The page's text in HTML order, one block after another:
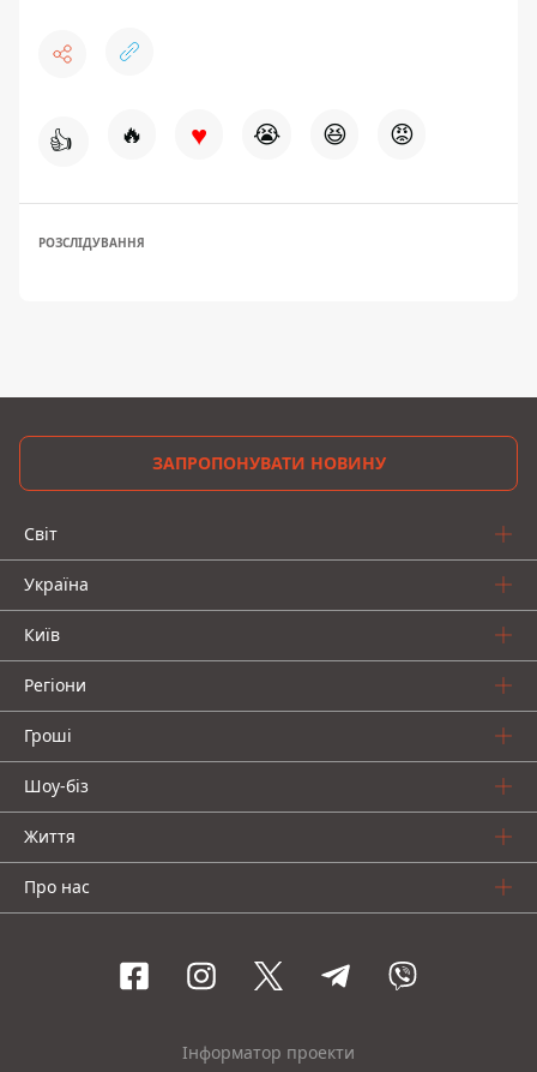
👍 🔥 ♥ 😭 😆 😡
РОЗСЛІДУВАННЯ
ЗАПРОПОНУВАТИ НОВИНУ
Світ
Україна
Київ
Регіони
Гроші
Шоу-біз
Життя
Про нас
Інформатор проекти